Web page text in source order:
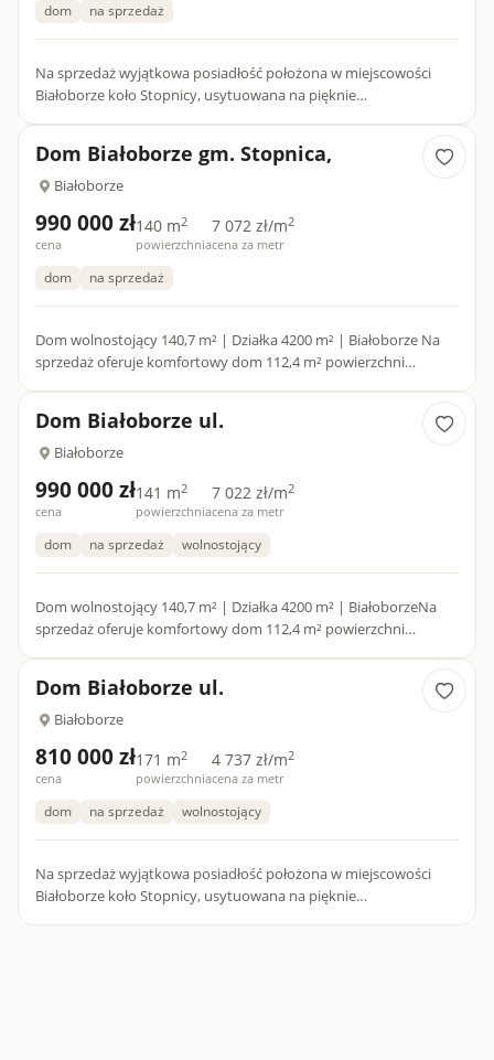
dom na sprzedaż
Na sprzedaż wyjątkowa posiadłość położona w miejscowości
Białoborze koło Stopnicy, usytuowana na pięknie
Dom Białoborze gm. Stopnica,
Białoborze
990 000 zł
cena
140 m2
powierzchnia
7 072 zł/m2
cena za metr
dom na sprzedaż
Dom wolnostojący 140,7 m² | Działka 4200 m² | Białoborze Na
sprzedaż oferuje komfortowy dom 112,4 m² powierzchni
Dom Białoborze ul.
Białoborze
990 000 zł
cena
141 m2
powierzchnia
7 022 zł/m2
cena za metr
dom na sprzedaż wolnostojący
Dom wolnostojący 140,7 m² | Działka 4200 m² | BiałoborzeNa
sprzedaż oferuje komfortowy dom 112,4 m² powierzchni
Dom Białoborze ul.
Białoborze
810 000 zł
cena
171 m2
powierzchnia
4 737 zł/m2
cena za metr
dom na sprzedaż wolnostojący
Na sprzedaż wyjątkowa posiadłość położona w miejscowości
Białoborze koło Stopnicy, usytuowana na pięknie